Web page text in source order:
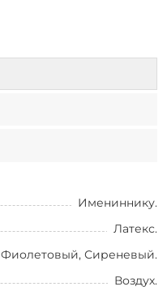
Имениннику.
Латекс.
Фиолетовый, Сиреневый.
Воздух.